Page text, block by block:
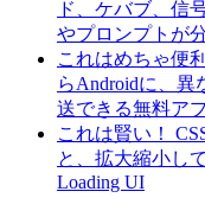
ド、ケバブ、信
やプロンプトが
これはめちゃ便
らAndroidに、異
送できる無料ア
これは賢い！
と、拡大縮小し
Loading UI